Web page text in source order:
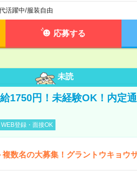
活躍中/服装自由
応募する
未読
1750円！未経験OK！内定
WEB登録・面接OK
数名の大募集！グラントウキョウ